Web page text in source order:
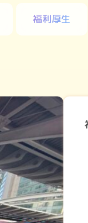
福利厚生